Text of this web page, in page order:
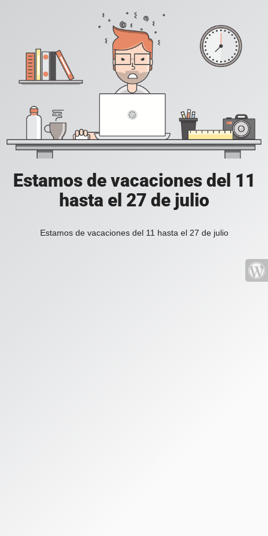
Estamos de vacaciones del 11
hasta el 27 de julio
Estamos de vacaciones del 11 hasta el 27 de julio